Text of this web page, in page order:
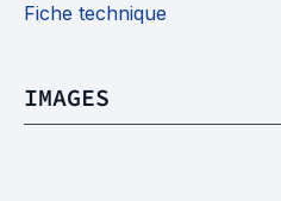
Fiche technique
IMAGES